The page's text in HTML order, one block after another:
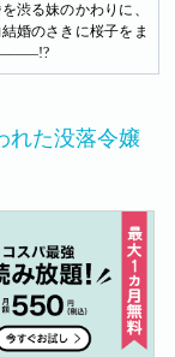
渋る妹のかわりに、
婚のさきに桜子をま
―――!?
れた没落令嬢